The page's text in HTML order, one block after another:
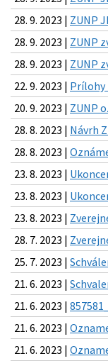
28. 9. 2023 | ZUNP
28. 9. 2023 | ZUNP
28. 9. 2023 | ZUNP
22. 9. 2023 | Prílohy
20. 9. 2023 | ZUNP
28. 8. 2023 | Návrh
28. 8. 2023 |
23. 8. 2023 |
23. 8. 2023 |
23. 8. 2023 |
28. 7. 2023 |
25. 7. 2023 |
21. 6. 2023 |
21. 6. 2023 |
21. 6. 2023 |
21. 6. 2023 |